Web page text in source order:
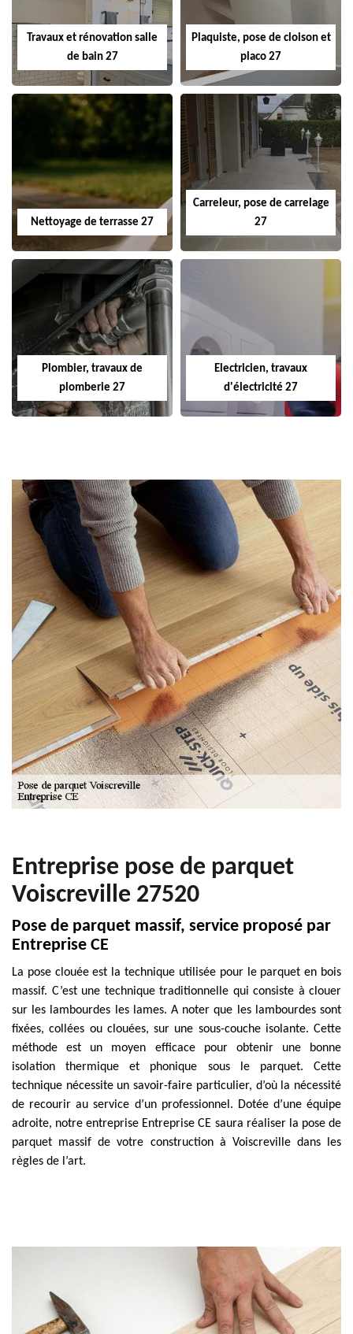
Travaux et rénovation salle
de bain 27
Plaquiste, pose de cloison et
placo 27
Nettoyage de terrasse 27
Carreleur, pose de carrelage
27
Plombier, travaux de
plomberie 27
Electricien, travaux
d'électricité 27
Entreprise pose de parquet
Voiscreville 27520
Pose de parquet massif, service proposé par
Entreprise CE
La pose clouée est la technique utilisée pour le parquet en bois
massif. C’est une technique traditionnelle qui consiste à clouer
sur les lambourdes les lames. A noter que les lambourdes sont
fixées, collées ou clouées, sur une sous-couche isolante. Cette
méthode est un moyen efficace pour obtenir une bonne
isolation thermique et phonique sous le parquet. Cette
technique nécessite un savoir-faire particulier, d’où la nécessité
de recourir au service d’un professionnel. Dotée d’une équipe
adroite, notre entreprise Entreprise CE saura réaliser la pose de
parquet massif de votre construction à Voiscreville dans les
règles de l’art.